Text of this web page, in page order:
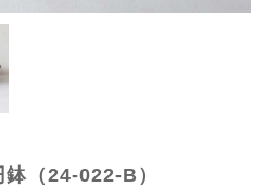
（24-022-B）